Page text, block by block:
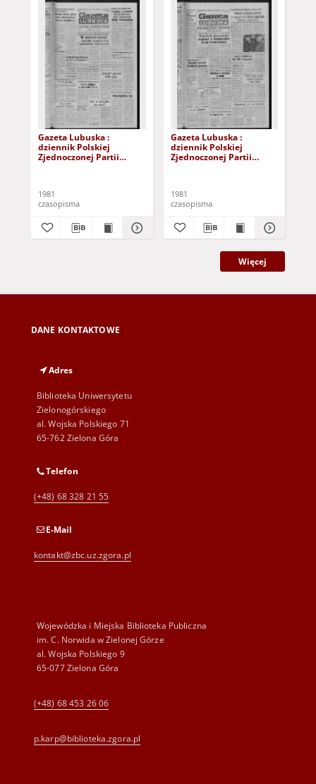
Gazeta Lubuska :
dziennik Polskiej
Zjednoczonej Partii
Wyd. A
1981
czasopisma
Gazeta Lubuska :
dziennik Polskiej
Zjednoczonej Partii
Wyd. A
1981
czasopisma
Więcej
DANE KONTAKTOWE
Adres
Biblioteka Uniwersytetu
Zielonogórskiego
al. Wojska Polskiego 71
65-762 Zielona Góra
Telefon
(+48) 68 328 21 55
E-Mail
kontakt@zbc.uz.zgora.pl
Wojewódzka i Miejska Biblioteka Publiczna
im. C. Norwida w Zielonej Górze
al. Wojska Polskiego 9
65-077 Zielona Góra
(+48) 68 453 26 06
p.karp@biblioteka.zgora.pl